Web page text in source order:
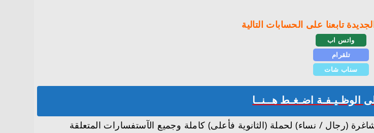
تابعنا على الحسابات التالية
واتس اب
تلقرام
سناب شات
الوظـيـفـة اضـغـط هــنــا
(رجال / نساء) لحملة (الثانوية فأعلى) كاملة وجميع الآستفسارات المتعلقة